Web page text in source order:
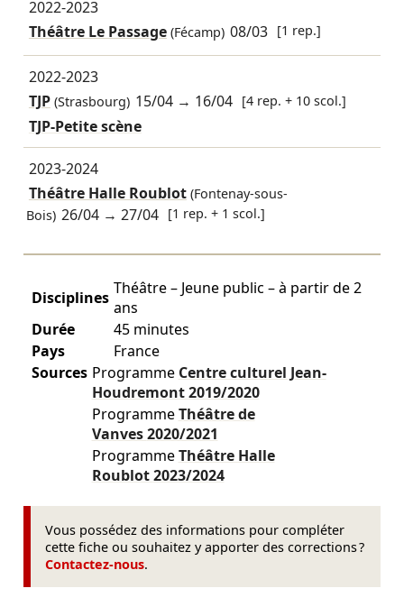
2022-2023
Théâtre Le Passage(Fécamp) 08/03 [1 rep.]
2022-2023
TJP(Strasbourg) 15/04 → 16/04 [4 rep. + 10 scol.]
TJP-Petite scène
2023-2024
Théâtre Halle Roublot(Fontenay-sous-
Bois) 26/04 →27/04 [1 rep. + 1 scol.]
Disciplines Théâtre – Jeune public – à partir de 2
ans
Durée
45 minutes
Pays
France
Sources Programme Centre culturel Jean-
Houdremont2019/2020
ProgrammeThéâtre de
Vanves2020/2021
ProgrammeThéâtre Halle
Roublot2023/2024
Vous possédez des informations pour compléter
cette fiche ou souhaitez y apporter des corrections ?
Contactez-nous.